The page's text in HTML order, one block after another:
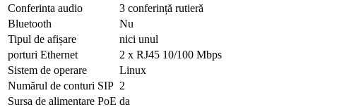
Conferinta audio
3 conferință rutieră
Bluetooth
Nu
Tipul de afișare
nici unul
porturi Ethernet
2 x RJ45 10/100 Mbps
Sistem de operare
Linux
Numărul de conturi SIP 2
Sursa de alimentare PoE da